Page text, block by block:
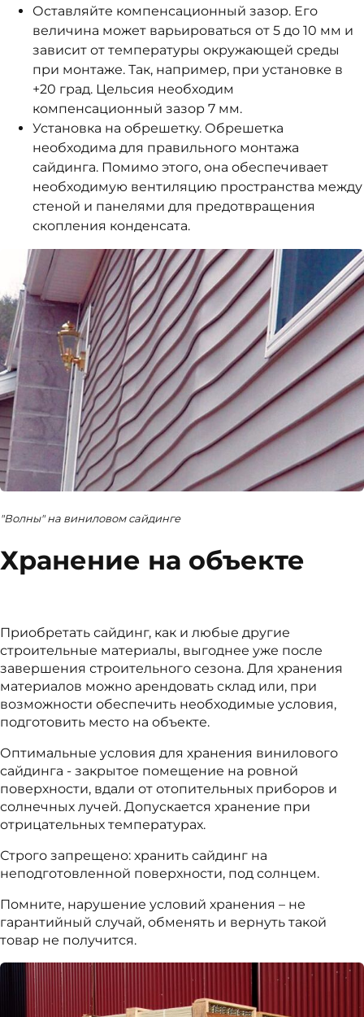
Оставляйте компенсационный зазор. Его
величина может варьироваться от 5 до 10 мм и
зависит от температуры окружающей среды
при монтаже. Так, например, при установке в
+20 град. Цельсия необходим
компенсационный зазор 7 мм.
Установка на обрешетку. Обрешетка
необходима для правильного монтажа
сайдинга. Помимо этого, она обеспечивает
необходимую вентиляцию пространства между
стеной и панелями для предотвращения
скопления конденсата.
"Волны" на виниловом сайдинге
Хранение на объекте
Приобретать сайдинг, как и любые другие
строительные материалы, выгоднее уже после
завершения строительного сезона. Для хранения
материалов можно арендовать склад или, при
возможности обеспечить необходимые условия,
подготовить место на объекте.
Оптимальные условия для хранения винилового
сайдинга - закрытое помещение на ровной
поверхности, вдали от отопительных приборов и
солнечных лучей. Допускается хранение при
отрицательных температурах.
Строго запрещено: хранить сайдинг на
неподготовленной поверхности, под солнцем.
Помните, нарушение условий хранения – не
гарантийный случай, обменять и вернуть такой
товар не получится.